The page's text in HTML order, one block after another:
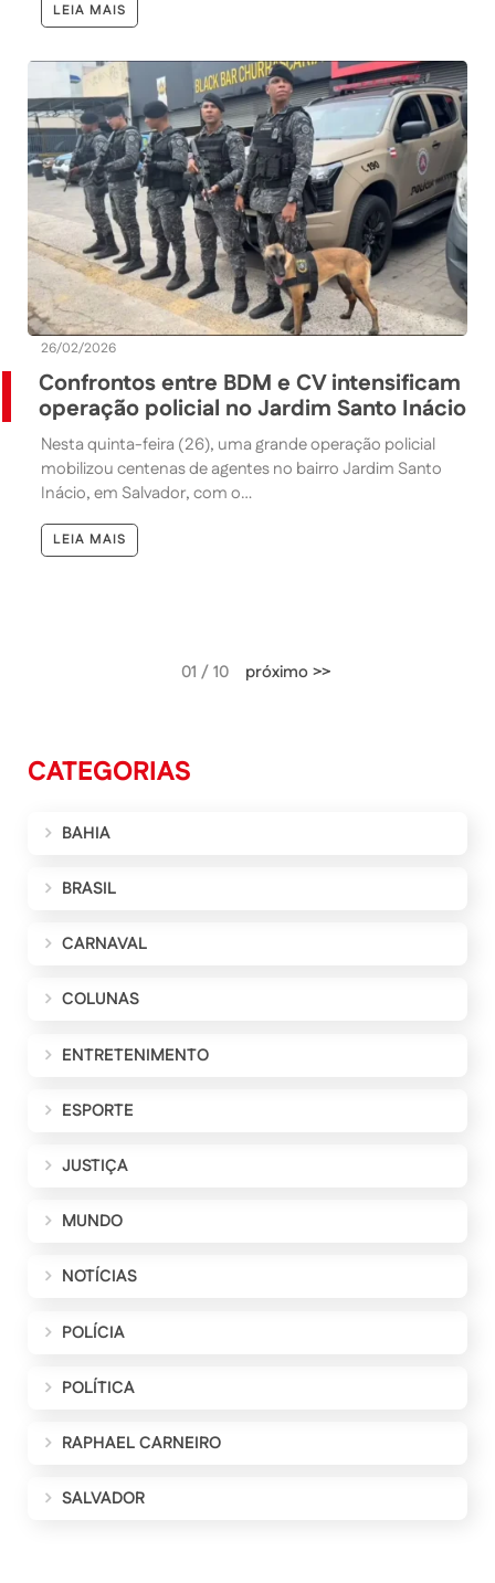
LEIA MAIS
26/02/2026
Confrontos entre BDM e CV intensificam
operação policial no Jardim Santo Inácio
Nesta quinta-feira (26), uma grande operação policial
mobilizou centenas de agentes no bairro Jardim Santo
Inácio, em Salvador, com o…
LEIA MAIS
01 / 10 próximo >>
CATEGORIAS
BAHIA
BRASIL
CARNAVAL
COLUNAS
ENTRETENIMENTO
ESPORTE
JUSTIÇA
MUNDO
NOTÍCIAS
POLÍCIA
POLÍTICA
RAPHAEL CARNEIRO
SALVADOR